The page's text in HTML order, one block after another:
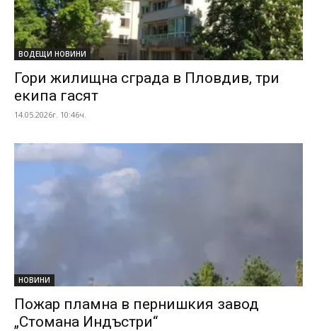
ВОДЕЩИ НОВИНИ
Гори жилищна сграда в Пловдив, три
екипа гасят
14.05.2026г. 10:46ч.
НОВИНИ
Пожар пламна в пернишкия завод
„Стомана Индъстри“